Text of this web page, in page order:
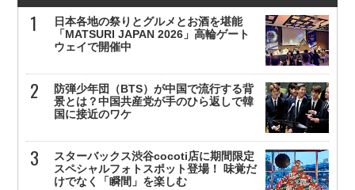
日本各地の祭りとグルメとお酒を堪能
「MATSURI JAPAN 2026」高輪ゲート
ウェイで開催中
防弾少年団（BTS）が中国で流行する背
景とは？中国共産党が手のひら返しで韓
国に接近のワケ
スターバックス渋谷cocoti店に期間限定
スペシャルフォトスポット登場！ 味覚だ
けでなく「瞬間」を楽しむ